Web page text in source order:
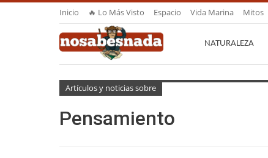
Inicio 🔥 Lo Más Visto Espacio Vida Marina Mitos
NATURALEZA
Artículos y noticias sobre
Pensamiento